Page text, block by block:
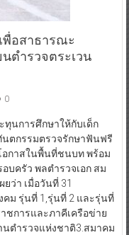
พื่อสาธารณะ
ตำรวจตระเวน
0
นการศึกษาให้กับเด็ก
ตกรรมตรวจรักษาฟันฟรี
กาสในพื้นที่ชนบท พร้อม
บครัว พลตำรวจเอก สม
ยว่า เมื่อวันที่ 31